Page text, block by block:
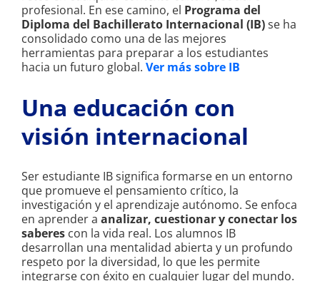
profesional. En ese camino, el Programa del
Diploma del Bachillerato Internacional (IB)se ha
consolidado como una de las mejores
herramientas para preparar a los estudiantes
hacia un futuro global. Ver más sobre IB
Una educación con
visión internacional
Ser estudiante IB significa formarse en un entorno
que promueve el pensamiento crítico, la
investigación y el aprendizaje autónomo. Se enfoca
en aprender a analizar, cuestionar y conectar los
saberes con la vida real. Los alumnos IB
desarrollan una mentalidad abierta y un profundo
respeto por la diversidad, lo que les permite
integrarse con éxito en cualquier lugar del mundo.